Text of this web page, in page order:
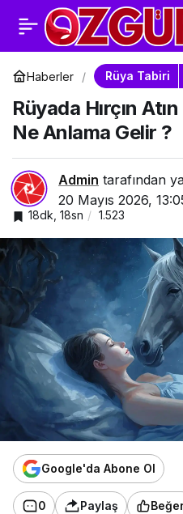
Haberler Rüya Tabiri
Rüyada Hırçın
Ne Anlama Gelir ?
Admin tarafından
20 Mayıs 2026,
18dk, 18sn 1.523
Google'da Abone Ol
0 Paylaş
Rüyada Hırçın Atın
Başını Okşamak Ne
Anlama Gelir ?